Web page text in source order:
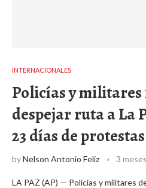
INTERNACIONALES
Policías y
despejar ruta a La
23 días de
byNelson Antonio Feliz 3
LA PAZ (AP) — Policías y militares